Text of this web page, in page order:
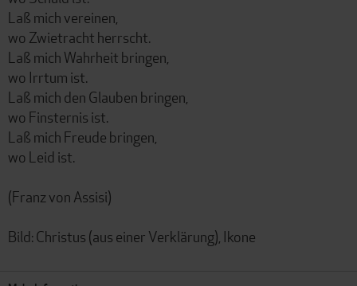
Laß mich vereinen,
wo Zwietracht herrscht.
Laß mich Wahrheit bringen,
wo Irrtum ist.
Laß mich den Glauben bringen,
wo Finsternis ist.
Laß mich Freude bringen,
wo Leid ist.
(Franz von Assisi)
Bild: Christus (aus einer Verklärung), Ikone